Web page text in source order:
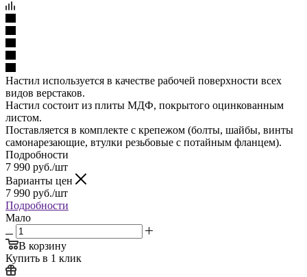
Настил используется в качестве рабочей поверхности всех
видов верстаков.
Настил состоит из плиты МДФ, покрытого оцинкованным
листом.
Поставляется в комплекте с крепежом (болты, шайбы, винты
самонарезающие, втулки резьбовые с потайным фланцем).
Подробности
7 990 руб./шт
Варианты цен
7 990 руб./шт
Подробности
Мало
В корзину
Купить в 1 клик